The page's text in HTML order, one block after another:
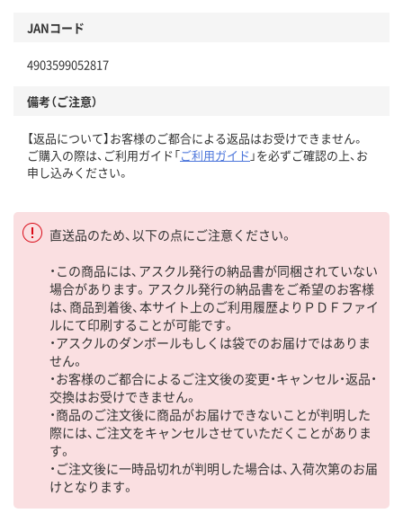
JANコード
4903599052817
備考（ご注意）
【返品について】お客様のご都合による返品はお受けできません。
ご購入の際は、ご利用ガイド「ご利用ガイド 」を必ずご確認の上、お
申し込みください。
直送品のため、以下の点にご注意ください。
・この商品には、アスクル発行の納品書が同梱されていない
場合があります。アスクル発行の納品書をご希望のお客様
は、商品到着後、本サイト上のご利用履歴よりＰＤＦファイ
ルにて印刷することが可能です。
・アスクルのダンボールもしくは袋でのお届けではありま
せん。
・お客様のご都合によるご注文後の変更・キャンセル・返品・
交換はお受けできません。
・商品のご注文後に商品がお届けできないことが判明した
際には、ご注文をキャンセルさせていただくことがありま
す。
・ご注文後に一時品切れが判明した場合は、入荷次第のお届
けとなります。